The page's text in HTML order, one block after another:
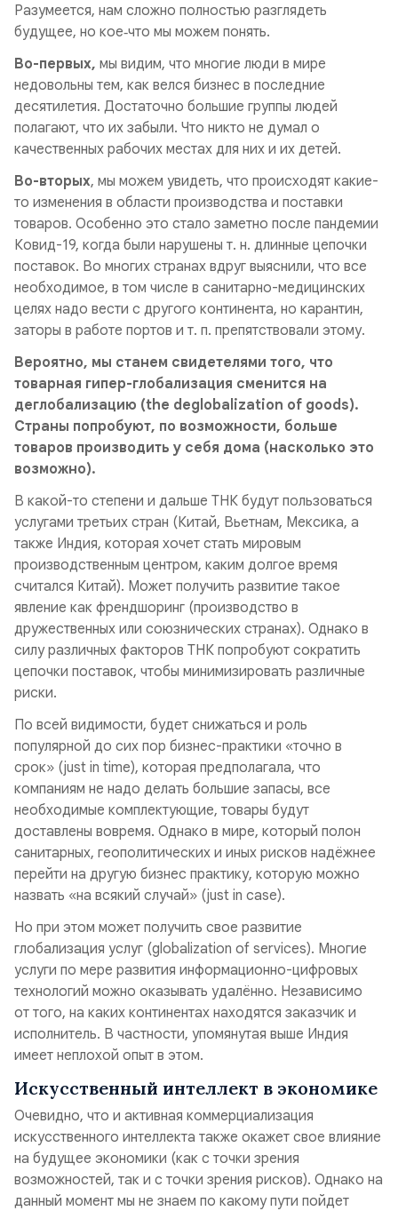
Разумеется, нам сложно полностью разглядеть
будущее, но кое‑что мы можем понять.
Во-первых, мы видим, что многие люди в мире
недовольны тем, как велся бизнес в последние
десятилетия. Достаточно большие группы людей
полагают, что их забыли. Что никто не думал о
качественных рабочих местах для них и их детей.
Во-вторых, мы можем увидеть, что происходят какие-
то изменения в области производства и поставки
товаров. Особенно это стало заметно после пандемии
Ковид-19, когда были нарушены т. н. длинные цепочки
поставок. Во многих странах вдруг выяснили, что все
необходимое, в том числе в санитарно-медицинских
целях надо вести с другого континента, но карантин,
заторы в работе портов и т. п. препятствовали этому.
Вероятно, мы станем свидетелями того, что
товарная гипер-глобализация сменится на
деглобализацию (the deglobalization of goods).
Страны попробуют, по возможности, больше
товаров производить у себя дома (насколько это
возможно).
В какой-то степени и дальше ТНК будут пользоваться
услугами третьих стран (Китай, Вьетнам, Мексика, а
также Индия, которая хочет стать мировым
производственным центром, каким долгое время
считался Китай). Может получить развитие такое
явление как френдшоринг (производство в
дружественных или союзнических странах). Однако в
силу различных факторов ТНК попробуют сократить
цепочки поставок, чтобы минимизировать различные
риски.
По всей видимости, будет снижаться и роль
популярной до сих пор бизнес-практики «точно в
срок» (just in time), которая предполагала, что
компаниям не надо делать большие запасы, все
необходимые комплектующие, товары будут
доставлены вовремя. Однако в мире, который полон
санитарных, геополитических и иных рисков надёжнее
перейти на другую бизнес практику, которую можно
назвать «на всякий случай» (just in case).
Но при этом может получить свое развитие
глобализация услуг (globalization of services). Многие
услуги по мере развития информационно-цифровых
технологий можно оказывать удалённо. Независимо
от того, на каких континентах находятся заказчик и
исполнитель. В частности, упомянутая выше Индия
имеет неплохой опыт в этом.
Искусственный интеллект в экономике
Очевидно, что и активная коммерциализация
искусственного интеллекта также окажет свое влияние
на будущее экономики (как с точки зрения
возможностей, так и с точки зрения рисков). Однако на
данный момент мы не знаем по какому пути пойдет
Номер банковской карты Сбербанка: 2202 2056
2956 0266 Получатель: Владимир Владимирович
Каждый рубль ускоряет выход нового материала
на моем на канале.